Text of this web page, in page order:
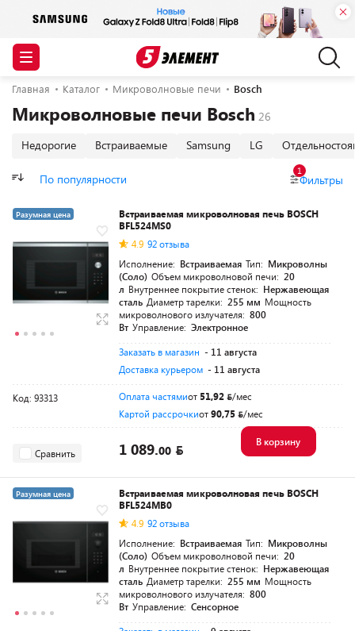
Главная Каталог Микроволновые печи Bosch
Микроволновые печи Bosch
Недорогие Встраиваемые Samsung LG
По популярности Фильтры
1
Разумная цена
Встраиваемая микроволновая печь BOSCH
BFL524MS0
4.9 92 отзыва
Исполнение: Встраиваемая Тип: Микроволны
(Соло) Объем микроволновой печи: 20
л Внутреннее покрытие стенок: Нержавеющая
сталь Диаметр тарелки: 255 мм Мощность
микроволнового излучателя: 800
Вт Управление: Электронное
Заказать в магазин - 11 августа
Доставка курьером - 11 августа
Код: 93313 Оплата частямиот 51,92
/мес
Картой рассрочкиот90,75 /мес
Сравнить 1 089.00
В корзину
Разумная цена
Встраиваемая микроволновая печь BOSCH
BFL524MB0
4.9 92 отзыва
Исполнение: Встраиваемая Тип: Микроволны
(Соло) Объем микроволновой печи: 20
л Внутреннее покрытие стенок: Нержавеющая
сталь Диаметр тарелки: 255 мм Мощность
микроволнового излучателя: 800
Вт Управление: Сенсорное